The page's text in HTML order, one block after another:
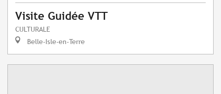
Visite Guidée VTT
CULTURALE
Belle-Isle-en-Terre